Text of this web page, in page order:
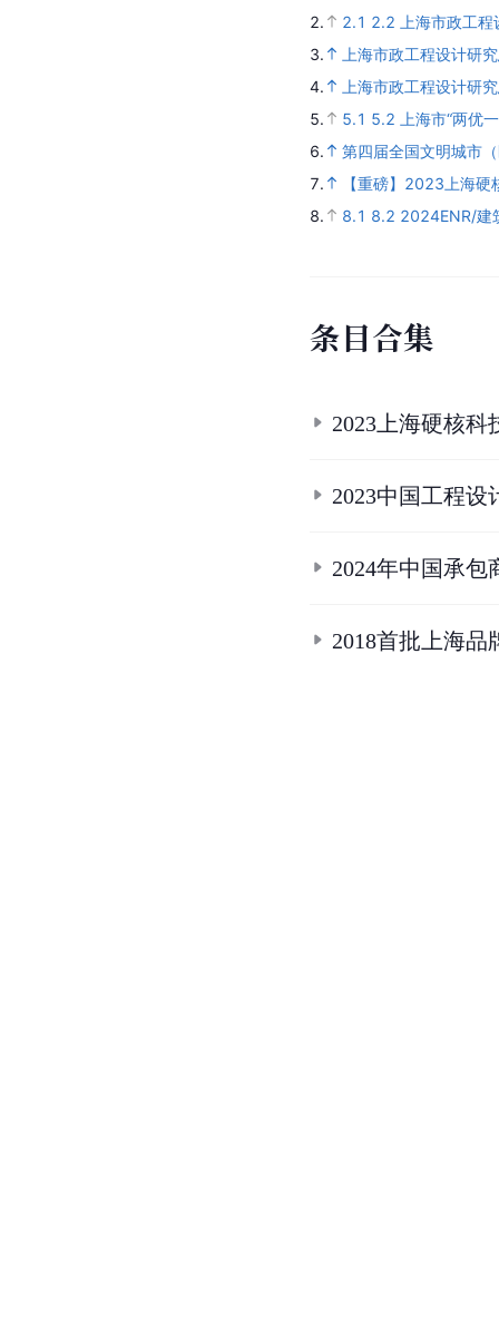
2.
2.1 2.2
上海市政工
3.
上海市政工程设计研
4.
上海市政工程设计研
5.
5.1 5.2
上海市“两优
6.
第四届全国文明城市
7.
【重磅】2023上海
8.
8.1 8.2 2024ENR/建
条目合集
2023上海硬核科
2023中国工程设
2024年中国承包
2018首批上海品